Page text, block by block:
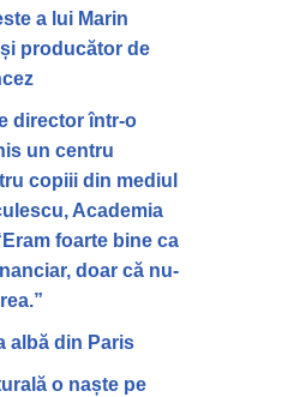
a lui Marin
producător de
director într-o
un centru
copiii din mediul
Academia
foarte bine ca
doar că nu-
albă din Paris
o naște pe